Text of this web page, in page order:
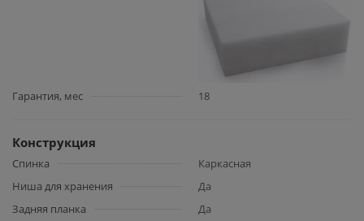
Гарантия, мес 18
Конструкция
Спинка
Каркасная
Ниша для хранения
Да
Задняя планка
Да